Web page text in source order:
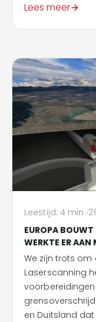
Lees meer
Leestijd: 4 min.
EUROPA
WERKTE ER AAN
We zijn trots om
Laserscanning
en Duitsland